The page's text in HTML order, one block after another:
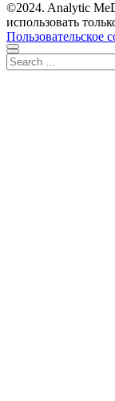
©2024. Analytic
использовать
Пользовательское
Scroll
to
Close
Search
for: